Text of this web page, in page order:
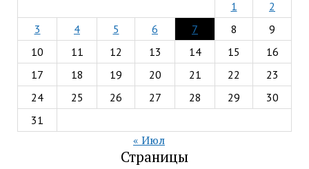
1
2
3
4 5 6 7 8
9
10
11 12 13 14 15
16
17
18 19 20 21 22
23
24
25 26 27 28 29
30
31
« Июл
Страницы